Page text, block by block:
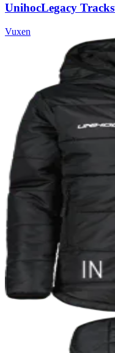
UnihocLegacy
Vuxen